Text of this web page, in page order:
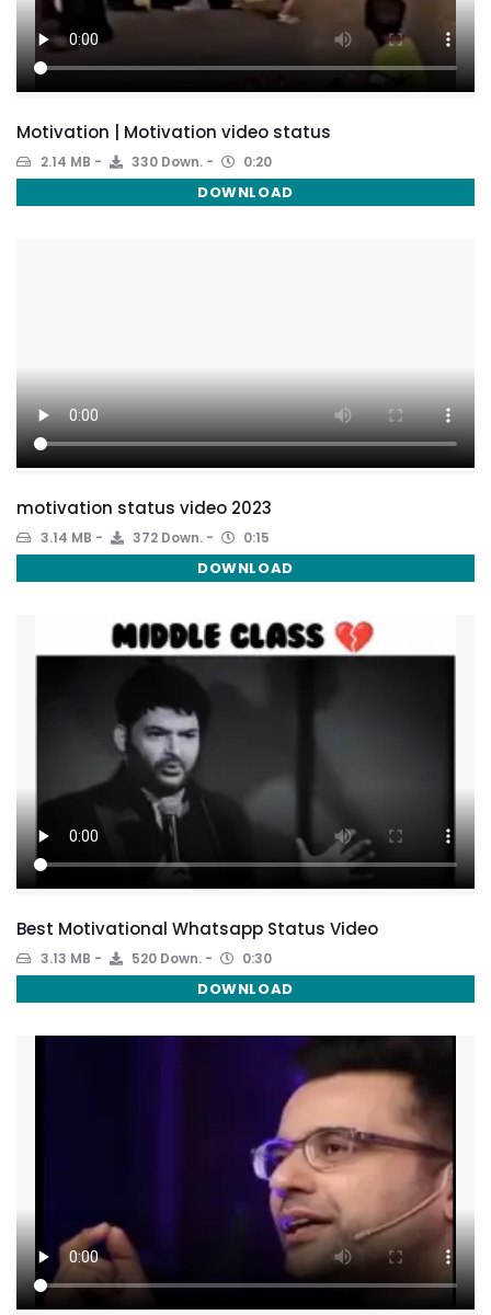
Motivation | Motivation video status
2.14 MB 330 Down. 0:20
DOWNLOAD
motivation status video 2023
3.14 MB 372 Down. 0:15
DOWNLOAD
Best Motivational Whatsapp Status Video
3.13 MB 520 Down. 0:30
DOWNLOAD